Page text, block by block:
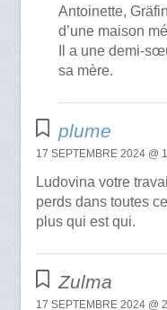
Antoinette,
d’une maison
Il a une demi-
sa mère.
plume
17 SEPTEMBRE 2024 @
Ludovina votre
perds dans toutes
plus qui est qui.
Zulma
17 SEPTEMBRE 2024 @